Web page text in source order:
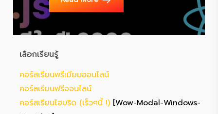
เลือกเรียนรู้
คอร์สเรียนพรีเมียมออนไลน์
คอร์สเรียนฟรีออนไลน์
คอร์สเรียนไฮบริด (เร็วๆนี้ !) [Wow-Modal-Windows-